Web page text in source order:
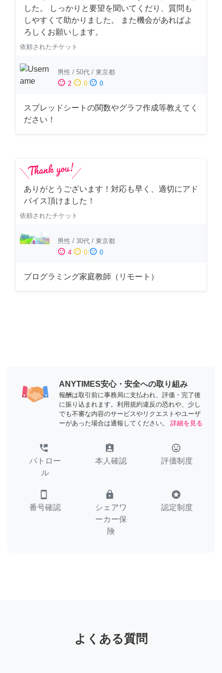
した。 しっかりと要望を聞いてくだり、質問も
しやすくて助かりました。 また機会があればよ
ろしくお願いします。
依頼されたチケット
男性 / 50代 / 東京都
sentiment_satisfied 2 sentiment_neutral 0 sentiment_dissatisfied 0
スプレッドシートの関数やグラフ作成等教えてく
ださい！
ありがとうございます！対応も早く、適切にアド
バイス頂けました！
依頼されたチケット
男性 / 30代 / 東京都
sentiment_satisfied 4 sentiment_neutral 0 sentiment_dissatisfied 0
プログラミング家庭教師（リモート）
ANYTIMES安心・安全への取り組み
報酬は取引前に事務局に支払われ、評価・完了後
に振り込まれます。利用規約違反の恐れや、少し
でも不審な内容のサービスやリクエストやユーザ
ーがあった場合は通報してください。
詳細を見る
perm_phone_msg
パトロー
ル
assignment_ind
本人確認
tag_faces
評価制度
smartphone
番号確認
lock
シェアワ
ーカー保
険
stars
認定制度
よくある質問